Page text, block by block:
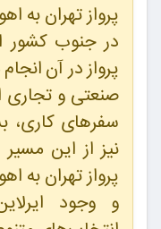
پرواز تهران به
در جنوب کشور
پرواز در آن
صنعتی و تجاری
سفرهای کاری،
نیز از این
و وجود